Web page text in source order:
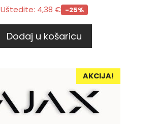
Uštedite: 4,38 € -25%
Dodaj u košaricu
AKCIJA!